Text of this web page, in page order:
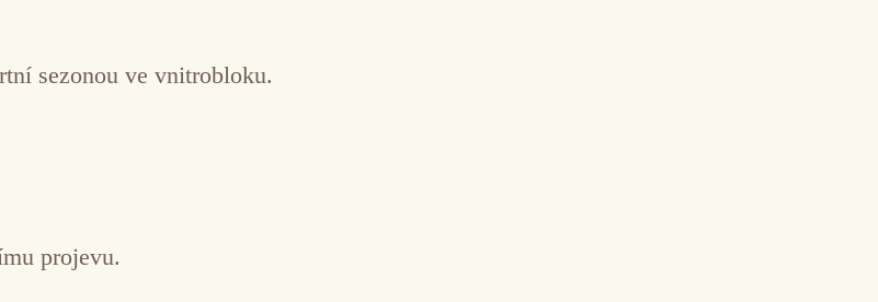
sezonou ve vnitrobloku.
projevu.